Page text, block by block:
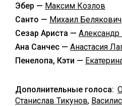
Эбер — Максим Козлов
Санто — Михаил Белякович
Сезар Ариста —
Ана Санчес — Анастасия
Пенелопа, Кэти —
Дополнительные голоса:
Станислав Тикунов,